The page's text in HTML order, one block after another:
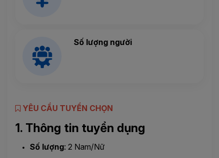
Số lượng người
YÊU CẦU TUYỂN CHỌN
1. Thông tin tuyển dụng
Số lượng: 2 Nam/Nữ